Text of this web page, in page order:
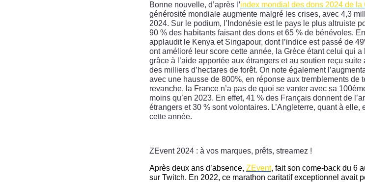
Bonne nouvelle, d’après l ’index mondial des dons 2024 de
générosité mondiale augmente malgré les crises, avec 4,3
2024. Sur le podium, l’Indonésie est le pays le plus altruiste
90 % des habitants faisant des dons et 65 % de bénévoles.
applaudit le Kenya et Singapour, dont l’indice est passé de
ont amélioré leur score cette année, la Grèce étant celui qui
grâce à l’aide apportée aux étrangers et au soutien reçu
des milliers d’hectares de forêt. On note également
avec une hausse de 800%, en réponse aux tremblements de
revanche, la France n’a pas de quoi se vanter avec sa
moins qu’en 2023. En effet, 41 % des Français donnent de
étrangers et 30 % sont volontaires. L’Angleterre, quant à
cette année.
ZEvent 2024 : à vos marques, prêts, streamez !
Après deux ans d’absence, ZEvent, fait son come-back du 6
sur Twitch. En 2022, ce marathon caritatif exceptionnel avait